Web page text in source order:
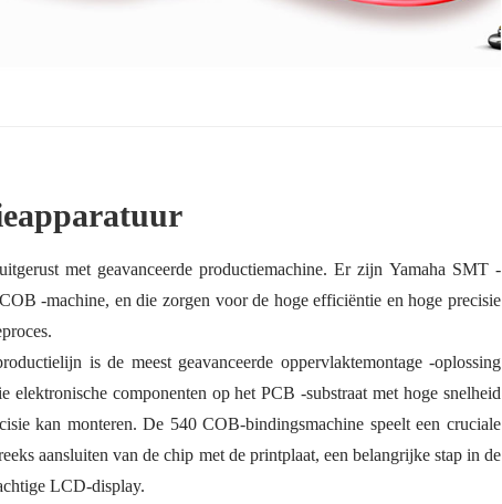
met geavanceerde productiemachine. Er zijn Yamaha SMT -
-machine, en die zorgen voor de hoge efficiëntie en hoge precisie
is de meest geavanceerde oppervlaktemontage -oplossing
elektronische componenten op het PCB -substraat met hoge snelheid
kan monteren. De 540 COB-bindingsmachine speelt een cruciale
aansluiten van de chip met de printplaat, een belangrijke stap in de
LCD-display.